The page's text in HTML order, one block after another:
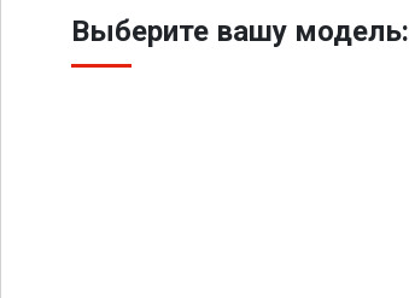
Выберите вашу модель: